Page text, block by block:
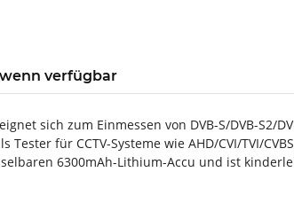
verfügbar
sich zum Einmessen von DVB-S/DVB-S2/
für CCTV-Systeme wie AHD/CVI/TVI/
6300mAh-Lithium-Accu und ist